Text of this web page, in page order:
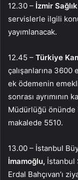
12.30 – İzmir
servislerle ilgili
yayımlanacak.
12.45 – Türkiye
çalışanlarına
ek ödemenin
sonrası ayrımının
Müdürlüğü önünde
makalede 5510.
13.00 – İstanbul
İmamoğlu, İstanbul
Erdal Bahçıvan’ı